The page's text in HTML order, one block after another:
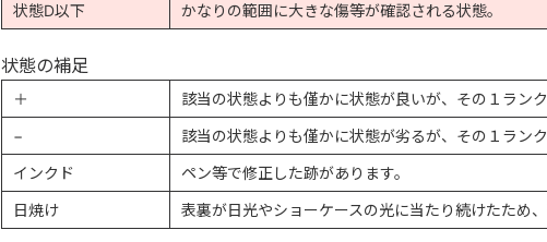
状態D以下
かなりの範囲に大きな傷等が確認される状態。
状態の補足
＋
該当の状態よりも僅かに状態が良いが、その１ラン
−
該当の状態よりも僅かに状態が劣るが、その１ラン
インクド
ペン等で修正した跡があります。
日焼け
表裏が日光やショーケースの光に当たり続けたため、